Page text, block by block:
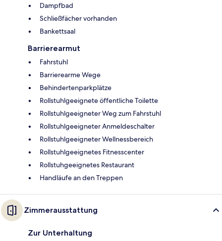
Dampfbad
Schließfächer vorhanden
Bankettsaal
Barrierearmut
Fahrstuhl
Barrierearme Wege
Behindertenparkplätze
Rollstuhlgeeignete öffentliche Toilette
Rollstuhlgeeigneter Weg zum Fahrstuhl
Rollstuhlgeeigneter Anmeldeschalter
Rollstuhlgeeigneter Wellnessbereich
Rollstuhlgeeignetes Fitnesscenter
Rollstuhgeeignetes Restaurant
Handläufe an den Treppen
Zimmerausstattung
Zur Unterhaltung